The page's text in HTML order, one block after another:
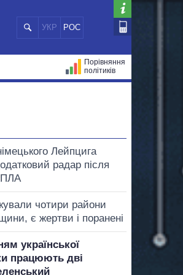
УКР РОС
Порівняння
політиків
Лейпцига
радар після
чотири райони
є жертви і поранені
української
працюють дві